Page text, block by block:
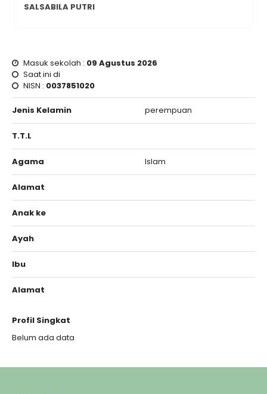
SALSABILA PUTRI
Masuk sekolah : 09 Agustus 2026
Saat ini di
NISN : 0037851020
Jenis Kelamin perempuan
T.T.L
Agama Islam
Alamat
Anak ke
Ayah
Ibu
Alamat
Profil Singkat
Belum ada data